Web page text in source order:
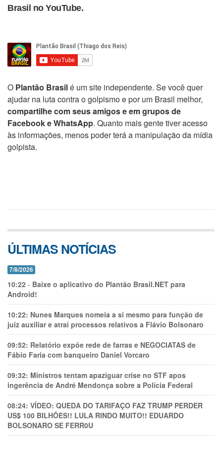
Brasil no YouTube.
O Plantão Brasilé um site independente. Se você quer
ajudar na luta contra o golpismo e por um Brasil melhor,
compartilhe com seus amigos e em grupos de
Facebook e WhatsApp. Quanto mais gente tiver acesso
às informações, menos poder terá a manipulação da mídia
golpista.
ÚLTIMAS NOTÍCIAS
7/8/2026
10:22 - Baixe o aplicativo do Plantão Brasil.NET para
Android!
10:22: Nunes Marques nomeia a si mesmo para função de
juiz auxiliar e atrai processos relativos a Flávio Bolsonaro
09:52: Relatório expõe rede de farras e NEGOCIATAS de
Fábio Faria com banqueiro Daniel Vorcaro
09:32: Ministros tentam apaziguar crise no STF apos
ingerência de André Mendonça sobre a Polícia Federal
08:24: VÍDEO: QUEDA DO TARIFAÇO FAZ TRUMP PERDER
US$ 100 BILHÕES!! LULA RINDO MUITO!! EDUARDO
BOLSONARO SE FERR0U